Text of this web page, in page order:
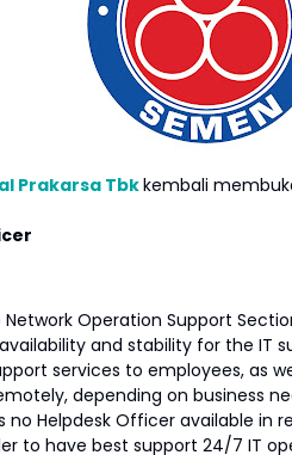
Prakarsa Tbkkembali
Operation Support
and stability for the IT
services to employees, as
depending on business
Helpdesk Officer available in
to have best support 24/7 IT